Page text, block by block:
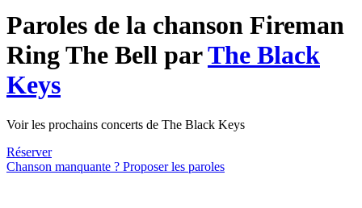
Paroles de la chanson Fireman
Ring The Bell parThe Black
Keys
Voir les prochains concerts de The Black Keys
Réserver
Chanson manquante ? Proposer les paroles